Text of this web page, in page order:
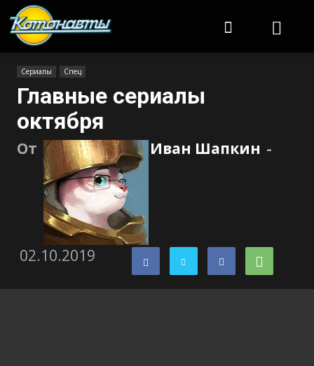
Сериалы Спец
Главные сериалы
октября
От Иван Шапкин -
02.10.2019